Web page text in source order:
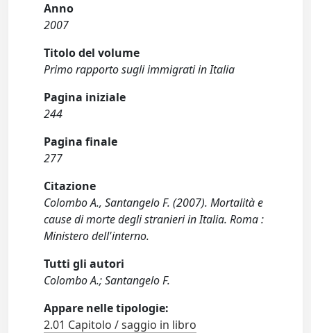
Anno
2007
Titolo del volume
Primo rapporto sugli immigrati in Italia
Pagina iniziale
244
Pagina finale
277
Citazione
Colombo A., Santangelo F. (2007). Mortalità e
cause di morte degli stranieri in Italia. Roma :
Ministero dell'interno.
Tutti gli autori
Colombo A.; Santangelo F.
Appare nelle tipologie:
2.01 Capitolo / saggio in libro